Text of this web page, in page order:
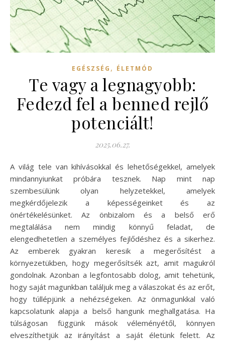
EGÉSZSÉG , ÉLETMÓD
Te vagy a legnagyobb:
Fedezd fel a benned rejlő
potenciált!
2025.06.27.
A világ tele van kihívásokkal és lehetőségekkel, amelyek
mindannyiunkat próbára tesznek. Nap mint nap
szembesülünk olyan helyzetekkel, amelyek
megkérdőjelezik a képességeinket és az
önértékelésünket. Az önbizalom és a belső erő
megtalálása nem mindig könnyű feladat, de
elengedhetetlen a személyes fejlődéshez és a sikerhez.
Az emberek gyakran keresik a megerősítést a
környezetükben, hogy megerősítsék azt, amit magukról
gondolnak. Azonban a legfontosabb dolog, amit tehetünk,
hogy saját magunkban találjuk meg a válaszokat és az erőt,
hogy túllépjünk a nehézségeken. Az önmagunkkal való
kapcsolatunk alapja a belső hangunk meghallgatása. Ha
túlságosan függünk mások véleményétől, könnyen
elveszíthetjük az irányítást a saját életünk felett. Az